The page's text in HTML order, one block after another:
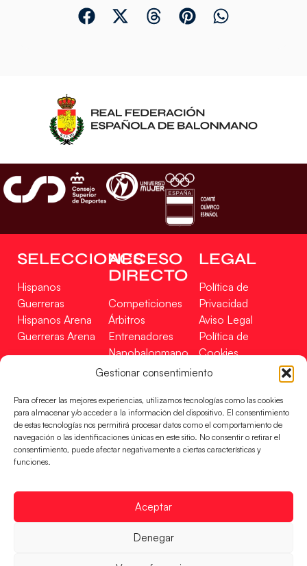
Gestionar consentimiento
Para ofrecer las mejores experiencias, utilizamos tecnologías como las cookies
para almacenar y/o acceder a la información del dispositivo. El consentimiento
de estas tecnologías nos permitirá procesar datos como el comportamiento de
navegación o las identificaciones únicas en este sitio. No consentir o retirar el
consentimiento, puede afectar negativamente a ciertas características y
funciones.
Aceptar
Denegar
SELECCIONES
Hispanos
Guerreras
Hispanos Arena
Guerreras Arena
ACCESO
DIRECTO
Competiciones
Árbitros
Entrenadores
Nanobalonmano
Tienda
LEGAL
Política de
Privacidad
Aviso Legal
Política de
Cookies
Mapa Web
Incidencias
CONTACTO
EN
FINANCIADO
RFEBM © 2024. Todos los derechos reservados –